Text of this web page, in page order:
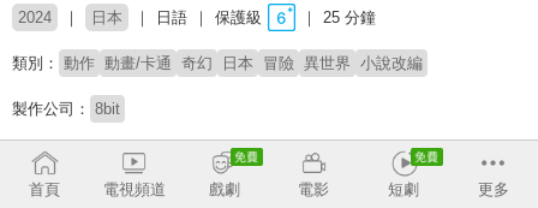
2024 日本 日語 保護級 25 分鐘
類別： 動作 動畫/卡通 奇幻 日本 冒險 異世界 小說改編
製作公司： 8bit
導演： 中山敦史
配音： 岡咲美保 豐口惠 前野智昭 古川慎 M・A・O 石谷春貴
首頁 電視頻道 戲劇 電影 短劇 更多